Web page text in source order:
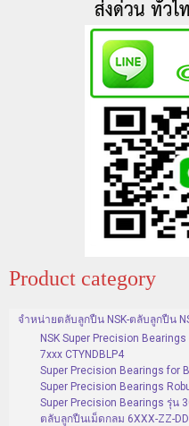
Product category
จำหน่ายตลับลูกปืน NSK-ตลับลูกปืน
NSK Super Precision Bearings
7xxx CTYNDBLP4
Super Precision Bearings for
Super Precision Bearings
Super Precision Bearings รุ่น
ตลับลูกปืนเม็ดกลม 6XXX-ZZ-